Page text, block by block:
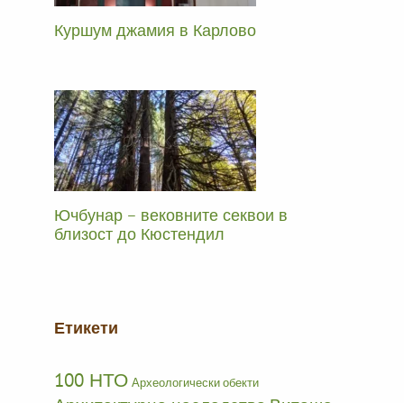
Куршум джамия в Карлово
Ючбунар – вековните секвои в
близост до Кюстендил
Етикети
100 НТО Археологически обекти